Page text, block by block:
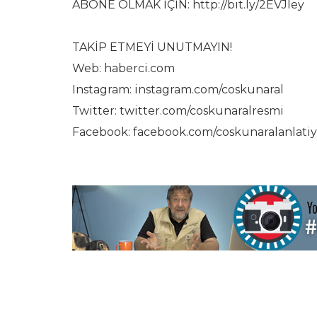
ABONE OLMAK İÇİN: http://bit.ly/2EVJley
TAKİP ETMEYİ UNUTMAYIN!
Web: haberci.com
Instagram: instagram.com/coskunaral
Twitter: twitter.com/coskunaralresmi
Facebook: facebook.com/